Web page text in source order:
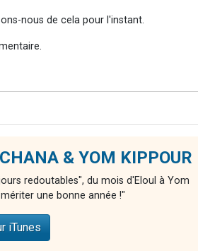
nous de cela pour l'instant.
& YOM KIPPOUR
redoutables", du mois d'Eloul à Yom
une bonne année !"
iTunes